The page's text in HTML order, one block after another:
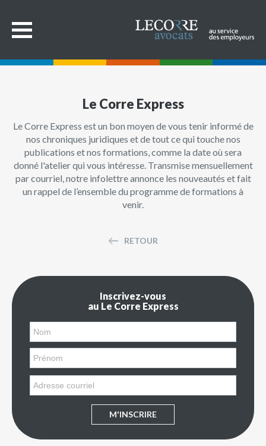
Le Corre Express
Le Corre Express est un bon moyen de vous tenir informé de
nos chroniques juridiques et de tout ce qui touche nos
publications et nos formations, comme la date où sera
donné l'atelier qui vous intéresse. Transmise mensuellement
par courriel, notre infolettre annonce les nouveautés et fait
un rappel de l’ensemble du programme de formations à
venir.
RETOUR
Inscrivez-vous
au Le Corre Express
M'INSCRIRE